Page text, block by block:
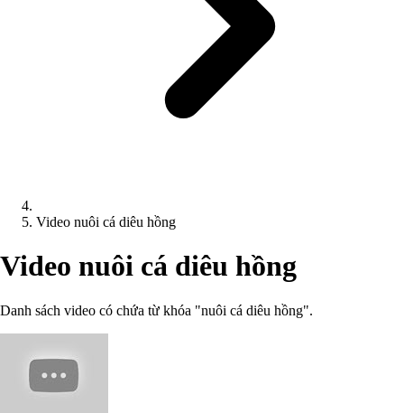
Video nuôi cá diêu hồng
Video nuôi cá diêu hồng
Danh sách video có chứa từ khóa "nuôi cá diêu hồng".